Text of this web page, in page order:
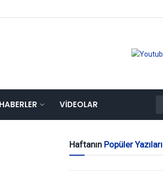
VIDEOLAR
Haftanın Popüler Yazıları